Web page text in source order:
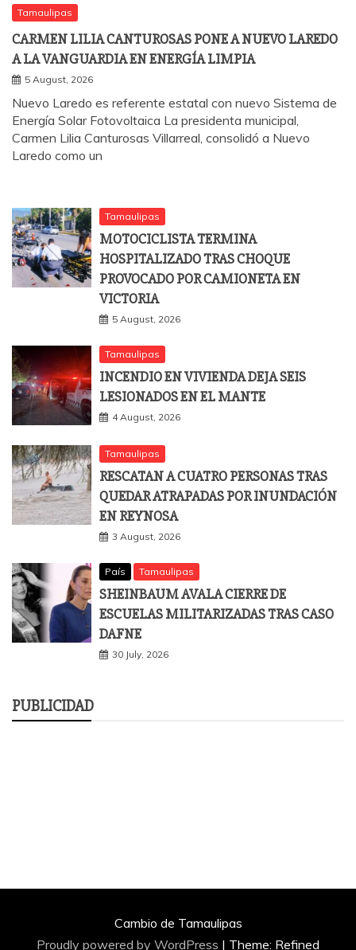
Tamaulipas
CARMEN LILIA CANTUROSAS PONE A NUEVO LAREDO
A LA VANGUARDIA EN ENERGÍA LIMPIA
5 August, 2026
Nuevo Laredo es referente estatal con nuevo Sistema de
Energía Solar Fotovoltaica La presidenta municipal,
Carmen Lilia Canturosas Villarreal, consolidó a Nuevo
Laredo como un
Tamaulipas
MOTOCICLISTA TERMINA
HOSPITALIZADO TRAS CHOQUE
PROVOCADO POR CAMIONETA EN
VICTORIA
5 August, 2026
Tamaulipas
INCENDIO EN VIVIENDA DEJA SEIS
LESIONADOS EN EL MANTE
4 August, 2026
Tamaulipas
RESCATAN A CUATRO PERSONAS TRAS
QUEDAR ATRAPADAS POR INUNDACIÓN
EN REYNOSA
3 August, 2026
País Tamaulipas
SHEINBAUM AVALA CIERRE DE
ESCUELAS MILITARIZADAS TRAS CASO
DAFNE
30 July, 2026
PUBLICIDAD
Cambio de Tamaulipas
Proudly powered by WordPress | Theme: Refined